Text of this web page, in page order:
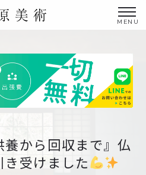
の流れ
から回収まで』仏
受けました